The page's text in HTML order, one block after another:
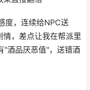
度，连续给NPC送
，差点让我在帮派里
"酒品厌恶值"，送错酒